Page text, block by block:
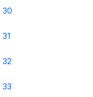
30
32